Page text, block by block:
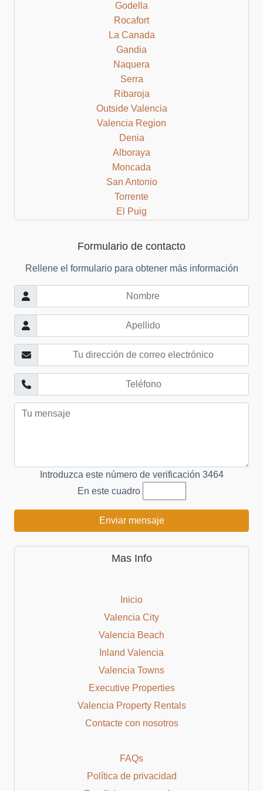
Godella
Rocafort
La Canada
Gandia
Naquera
Serra
Ribaroja
Outside Valencia
Valencia Region
Denia
Alboraya
Moncada
San Antonio
Torrente
El Puig
Bocairent
Valencia Beach Area
Mislata
Castellon Region
Formulario de contacto
Rellene el formulario para obtener más información
Introduzca este número de verificación 3464
En este cuadro
Enviar mensaje
Mas Info
Inicio
Valencia City
Valencia Beach
Inland Valencia
Valencia Towns
Executive Properties
Valencia Property Rentals
Contacte con nosotros
FAQs
Política de privacidad